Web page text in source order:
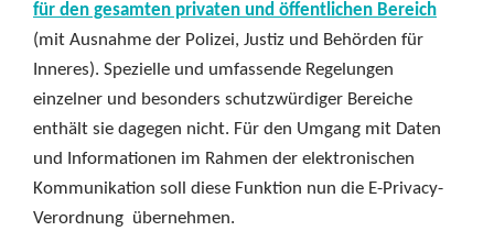
für den gesamten privaten und öffentlichen Bereich
(mit Ausnahme der Polizei, Justiz und Behörden für
Inneres). Spezielle und umfassende Regelungen
einzelner und besonders schutzwürdiger Bereiche
enthält sie dagegen nicht. Für den Umgang mit Daten
und Informationen im Rahmen der elektronischen
Kommunikation soll diese Funktion nun die E-Privacy-
Verordnung übernehmen.